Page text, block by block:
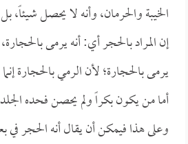
الخيبة والحرمان، وأنه لا يحصل
إن المراد بالحجر أي: أنه يرمى
يرمى بالحجارة؛ لأن الرمي بالحجارة
أما من يكون بكراً ولم يحصن فحده
وعلى هذا فيمكن أن يقال أنه الحجر